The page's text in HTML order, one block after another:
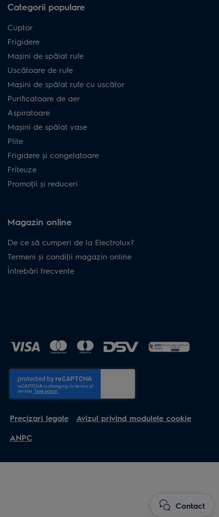
Contact
Categorii populare
Cuptor
Frigidere
Mașini de spălat rufe
Uscătoare de rufe
Mașini de spălat rufe cu uscător
Purificatoare de aer
Aspiratoare
Mașini de spălat vase
Plite
Frigidere și congelatoare
Friteuze
Promoții și reduceri
Magazin online
De ce să cumperi de la Electrolux?
Termeni și condiţii magazin online
Întrebări frecvente
Precizari legale
Avizul privind modulele cookie
ANPC